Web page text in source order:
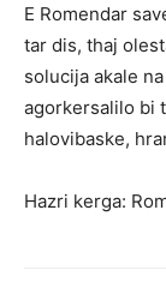
E Romendar
tar dis, thaj
solucija akale
agorkersalilo bi
halovibaske,
Hazri kerga: